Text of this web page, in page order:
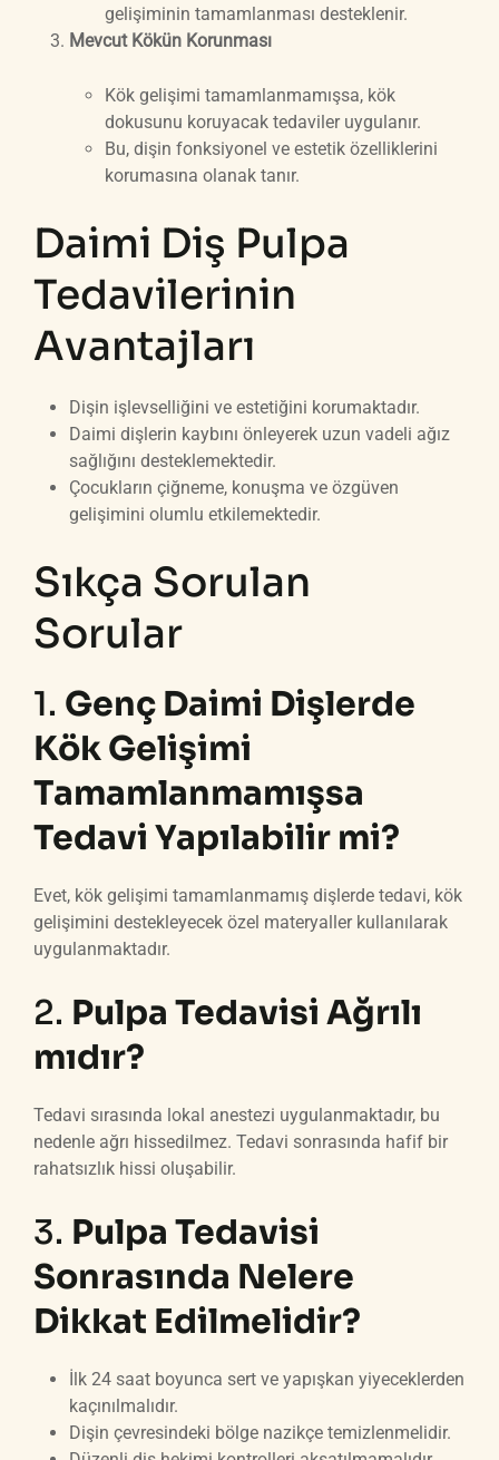
gelişiminin tamamlanması desteklenir.
Mevcut Kökün Korunması
Kök gelişimi tamamlanmamışsa, kök
dokusunu koruyacak tedaviler uygulanır.
Bu, dişin fonksiyonel ve estetik özelliklerini
korumasına olanak tanır.
Daimi Diş Pulpa
Tedavilerinin
Avantajları
Dişin işlevselliğini ve estetiğini korumaktadır.
Daimi dişlerin kaybını önleyerek uzun vadeli ağız
sağlığını desteklemektedir.
Çocukların çiğneme, konuşma ve özgüven
gelişimini olumlu etkilemektedir.
Sıkça Sorulan
Sorular
1. Genç Daimi Dişlerde
Kök Gelişimi
Tamamlanmamışsa
Tedavi Yapılabilir mi?
Evet, kök gelişimi tamamlanmamış dişlerde tedavi, kök
gelişimini destekleyecek özel materyaller kullanılarak
uygulanmaktadır.
2. Pulpa Tedavisi Ağrılı
mıdır?
Tedavi sırasında lokal anestezi uygulanmaktadır, bu
nedenle ağrı hissedilmez. Tedavi sonrasında hafif bir
rahatsızlık hissi oluşabilir.
3. Pulpa Tedavisi
Sonrasında Nelere
Dikkat Edilmelidir?
İlk 24 saat boyunca sert ve yapışkan yiyeceklerden
kaçınılmalıdır.
Dişin çevresindeki bölge nazikçe temizlenmelidir.